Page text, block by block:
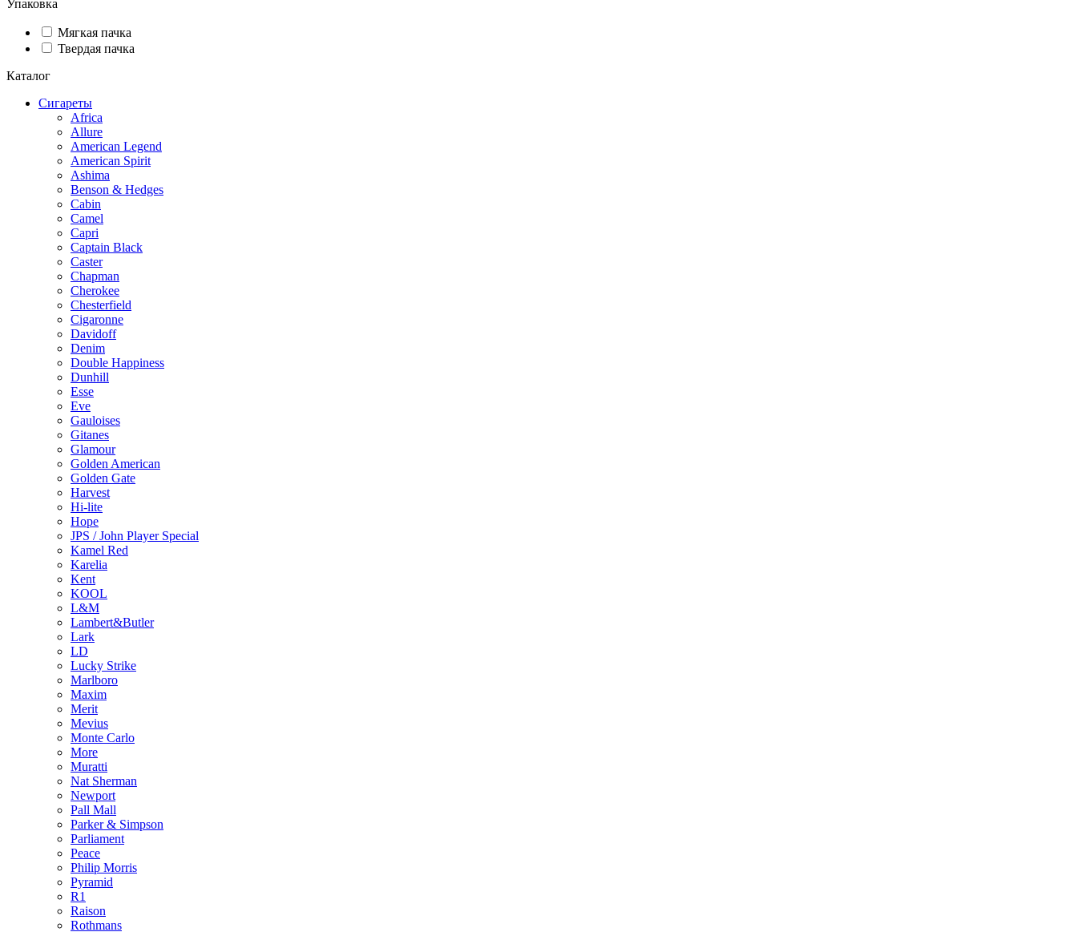
Упаковка
Мягкая пачка
Твердая пачка
Каталог
Сигареты
Africa
Allure
American Legend
American Spirit
Ashima
Benson & Hedges
Cabin
Camel
Capri
Captain Black
Caster
Chapman
Cherokee
Chesterfield
Cigaronne
Davidoff
Denim
Double Happiness
Dunhill
Esse
Eve
Gauloises
Gitanes
Glamour
Golden American
Golden Gate
Harvest
Hi-lite
Hope
JPS / John Player Special
Kamel Red
Karelia
Kent
KOOL
L&M
Lambert&Butler
Lark
LD
Lucky Strike
Marlboro
Maxim
Merit
Mevius
Monte Carlo
More
Muratti
Nat Sherman
Newport
Pall Mall
Parker & Simpson
Parliament
Peace
Philip Morris
Pyramid
R1
Raison
Rothmans